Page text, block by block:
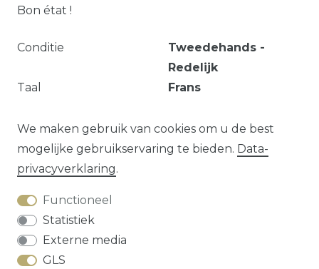
Bon état !
Conditie
Tweedehands -
Redelijk
Taal
Frans
Publicatiejaar
1944
Vraag over dit artikel?
We maken gebruik van cookies om u de best
mogelijke gebruikservaring te bieden. Data­
privacy­verklaring.
Functioneel
Statistiek
Externe media
GLS